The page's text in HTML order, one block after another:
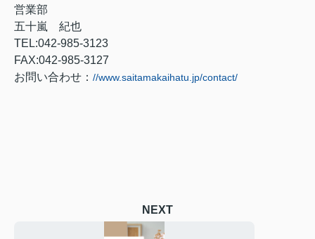
営業部
五十嵐 紀也
TEL:042-985-3123
FAX:042-985-3127
お問い合わせ： //www.saitamakaihatu.jp/contact/
NEXT